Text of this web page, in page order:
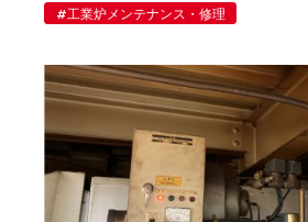
工業炉メンテナンス・修理